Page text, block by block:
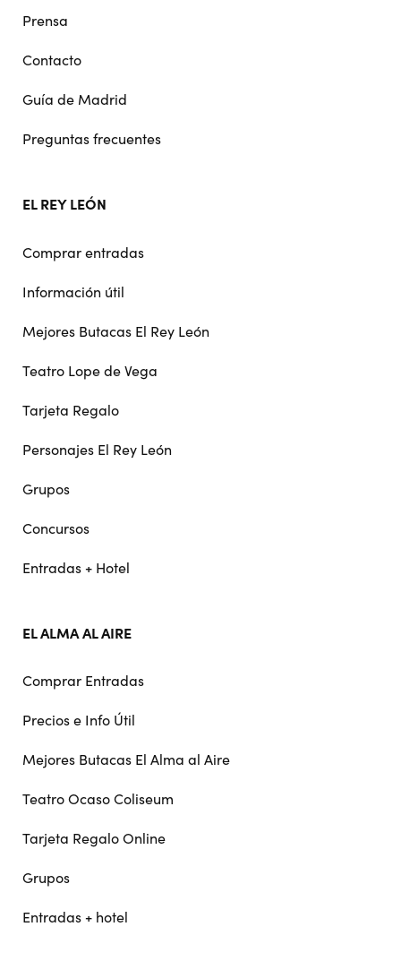
Prensa
Contacto
Guía de Madrid
Preguntas frecuentes
EL REY LEÓN
Comprar entradas
Información útil
Mejores Butacas El Rey León
Teatro Lope de Vega
Tarjeta Regalo
Personajes El Rey León
Grupos
Concursos
Entradas + Hotel
EL ALMA AL AIRE
Comprar Entradas
Precios e Info Útil
Mejores Butacas El Alma al Aire
Teatro Ocaso Coliseum
Tarjeta Regalo Online
Grupos
Entradas + hotel